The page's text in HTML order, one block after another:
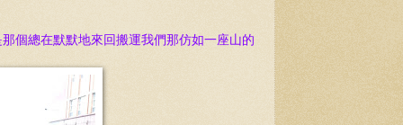
那個總在默默地來回搬運我們那仿如一座山的